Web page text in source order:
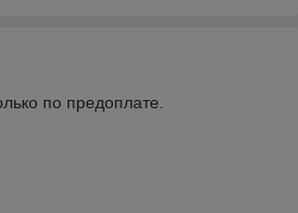
по предоплате.